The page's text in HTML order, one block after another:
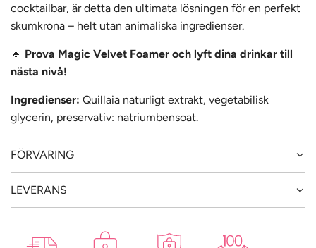
cocktailbar, är detta den ultimata lösningen för en perfekt
skumkrona – helt utan animaliska ingredienser.
🔹 Prova Magic Velvet Foamer och lyft dina drinkar till
nästa nivå!
Ingredienser: Quillaia naturligt extrakt, vegetabilisk
glycerin, preservativ: natriumbensoat.
FÖRVARING
LEVERANS